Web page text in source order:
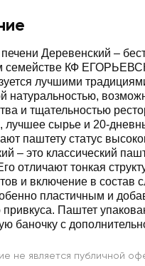
Деревенский –
семействе КФ
лучшими
натуральностью,
и тщательностью
лучшее сырье и 20-
паштету статус
– это классический
отличают тонкая
и включение в состав
пластичным и
привкуса. Паштет
баночку с
не является публичной